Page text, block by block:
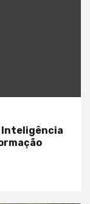
Inteligência